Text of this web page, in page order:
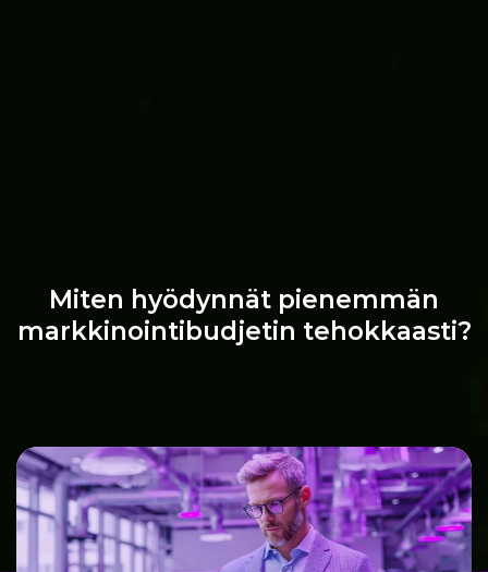
Miten hyödynnät pienemmän
markkinointibudjetin tehokkaasti?